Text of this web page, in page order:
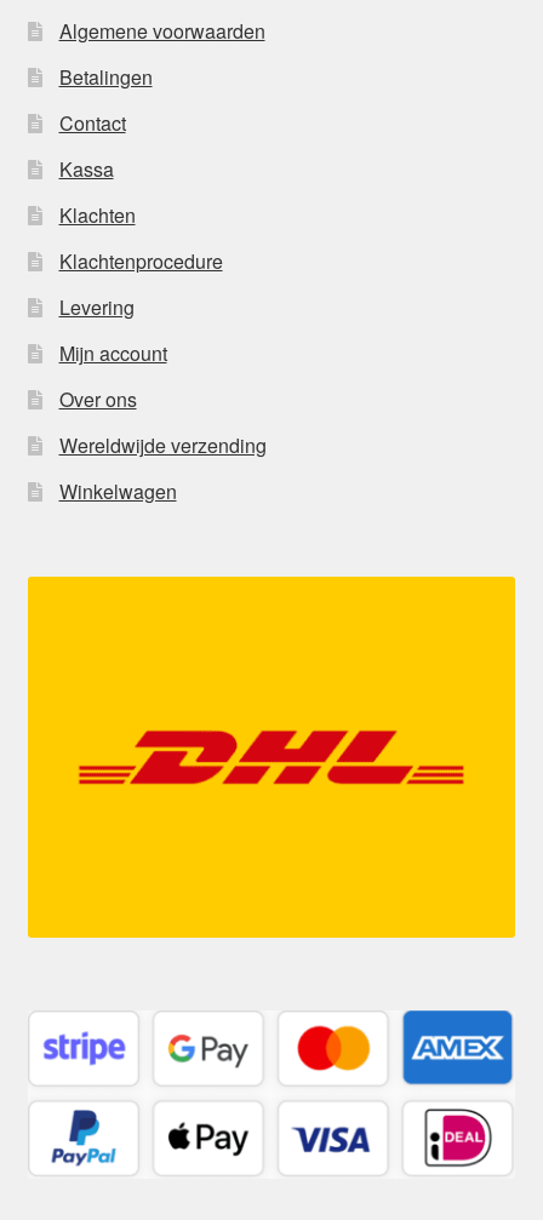
Algemene voorwaarden
Betalingen
Contact
Kassa
Klachten
Klachtenprocedure
Levering
Mijn account
Over ons
Wereldwijde verzending
Winkelwagen